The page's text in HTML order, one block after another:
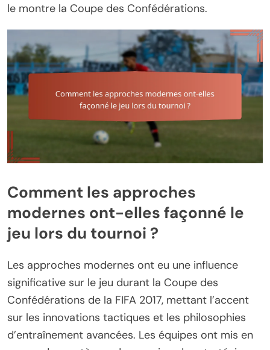
le montre la Coupe des Confédérations.
Comment les approches
modernes ont-elles façonné le
jeu lors du tournoi ?
Les approches modernes ont eu une influence
significative sur le jeu durant la Coupe des
Confédérations de la FIFA 2017, mettant l’accent
sur les innovations tactiques et les philosophies
d’entraînement avancées. Les équipes ont mis en